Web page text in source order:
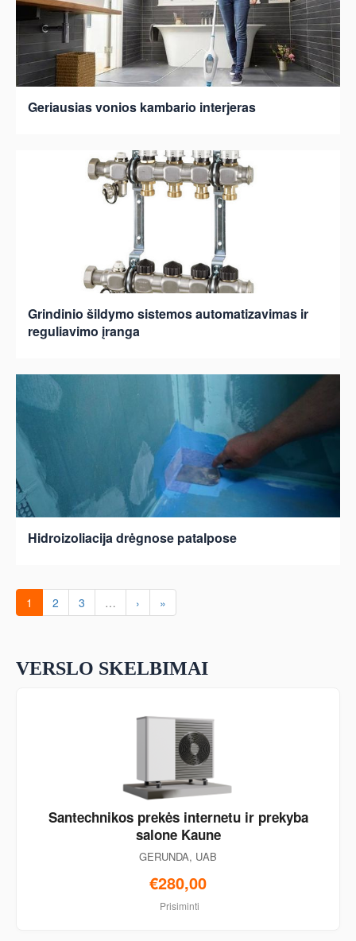
Geriausias vonios kambario interjeras
Grindinio šildymo sistemos automatizavimas ir
reguliavimo įranga
Hidroizoliacija drėgnose patalpose
1 2 3 … › »
VERSLO SKELBIMAI
Santechnikos prekės internetu ir prekyba
salone Kaune
GERUNDA, UAB
€280,00
Prisiminti